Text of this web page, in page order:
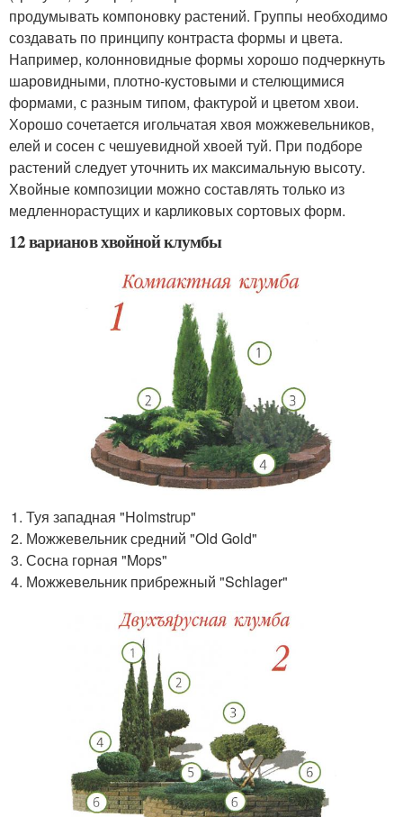
продумывать компоновку растений. Группы необходимо
создавать по принципу контраста формы и цвета.
Например, колонновидные формы хорошо подчеркнуть
шаровидными, плотно-кустовыми и стелющимися
формами, с разным типом, фактурой и цветом хвои.
Хорошо сочетается игольчатая хвоя можжевельников,
елей и сосен с чешуевидной хвоей туй. При подборе
растений следует уточнить их максимальную высоту.
Хвойные композиции можно составлять только из
медленнорастущих и карликовых сортовых форм.
12 варианов хвойной клумбы
Туя западная "Holmstrup"
Можжевельник средний "Old Gold"
Сосна горная "Mops"
Можжевельник прибрежный "Schlager"